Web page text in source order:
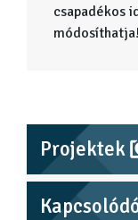
csapadékos
módosíthatja!
Projektek